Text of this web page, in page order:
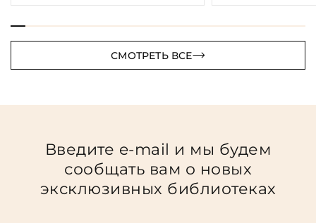
СМОТРЕТЬ ВСЕ
Введите e-mail и мы будем
сообщать вам о новых
эксклюзивных библиотеках